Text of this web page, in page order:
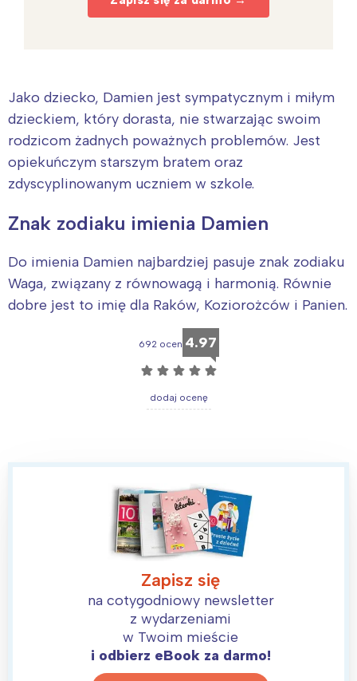
Jako dziecko, Damien jest sympatycznym i miłym
dzieckiem, który dorasta, nie stwarzając swoim
rodzicom żadnych poważnych problemów. Jest
opiekuńczym starszym bratem oraz
zdyscyplinowanym uczniem w szkole.
Znak zodiaku imienia Damien
Do imienia Damien najbardziej pasuje znak zodiaku
Waga, związany z równowagą i harmonią. Równie
dobre jest to imię dla Raków, Koziorożców i Panien.
692 ocen 4.97
☆ ☆ ☆ ☆ ☆
dodaj ocenę
Zapisz się
na cotygodniowy newsletter
z wydarzeniami
w Twoim mieście
i odbierz eBook za darmo!
Interesują mnie wydarzenia z
tego regionu:
Warszawa
Śląsk